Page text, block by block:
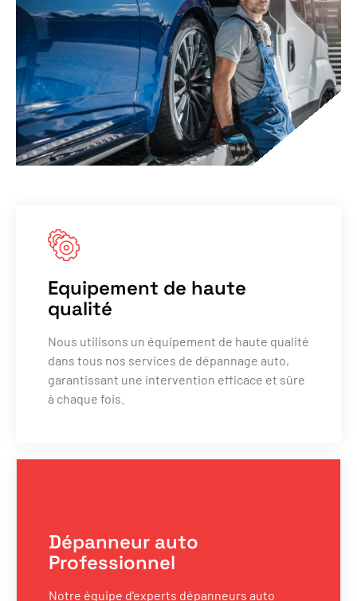
Equipement de haute
qualité
Nous utilisons un équipement de haute qualité
dans tous nos services de dépannage auto,
garantissant une intervention efficace et sûre
à chaque fois.
Dépanneur auto
Professionnel
Notre équipe d'experts dépanneurs auto